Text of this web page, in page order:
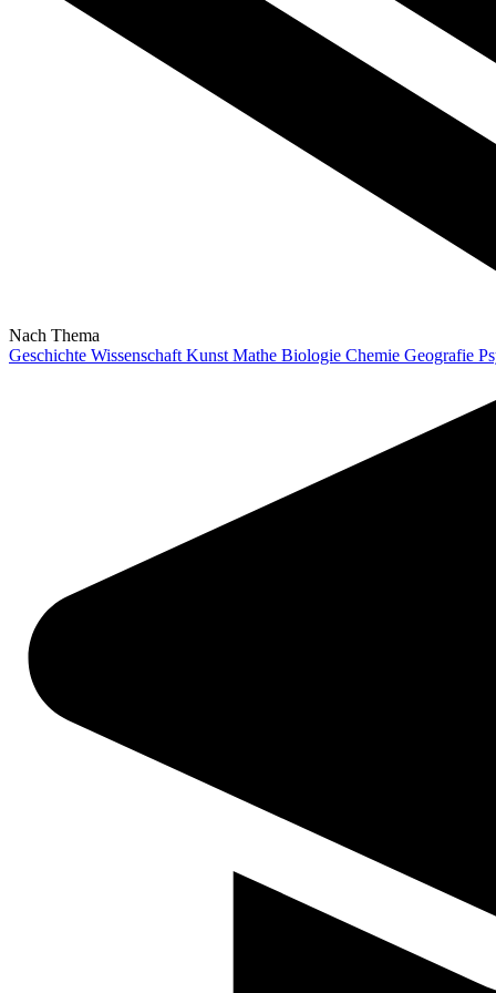
Nach Thema
Geschichte Wissenschaft Kunst Mathe Biologie Chemie Geografie